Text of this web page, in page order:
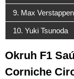
9. Max Verstappen
10. Yuki Tsunoda
Okruh F1
Corniche